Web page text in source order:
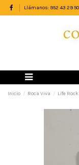
Llámanos: 952 43 29 50
Inicio Roca Viva Life